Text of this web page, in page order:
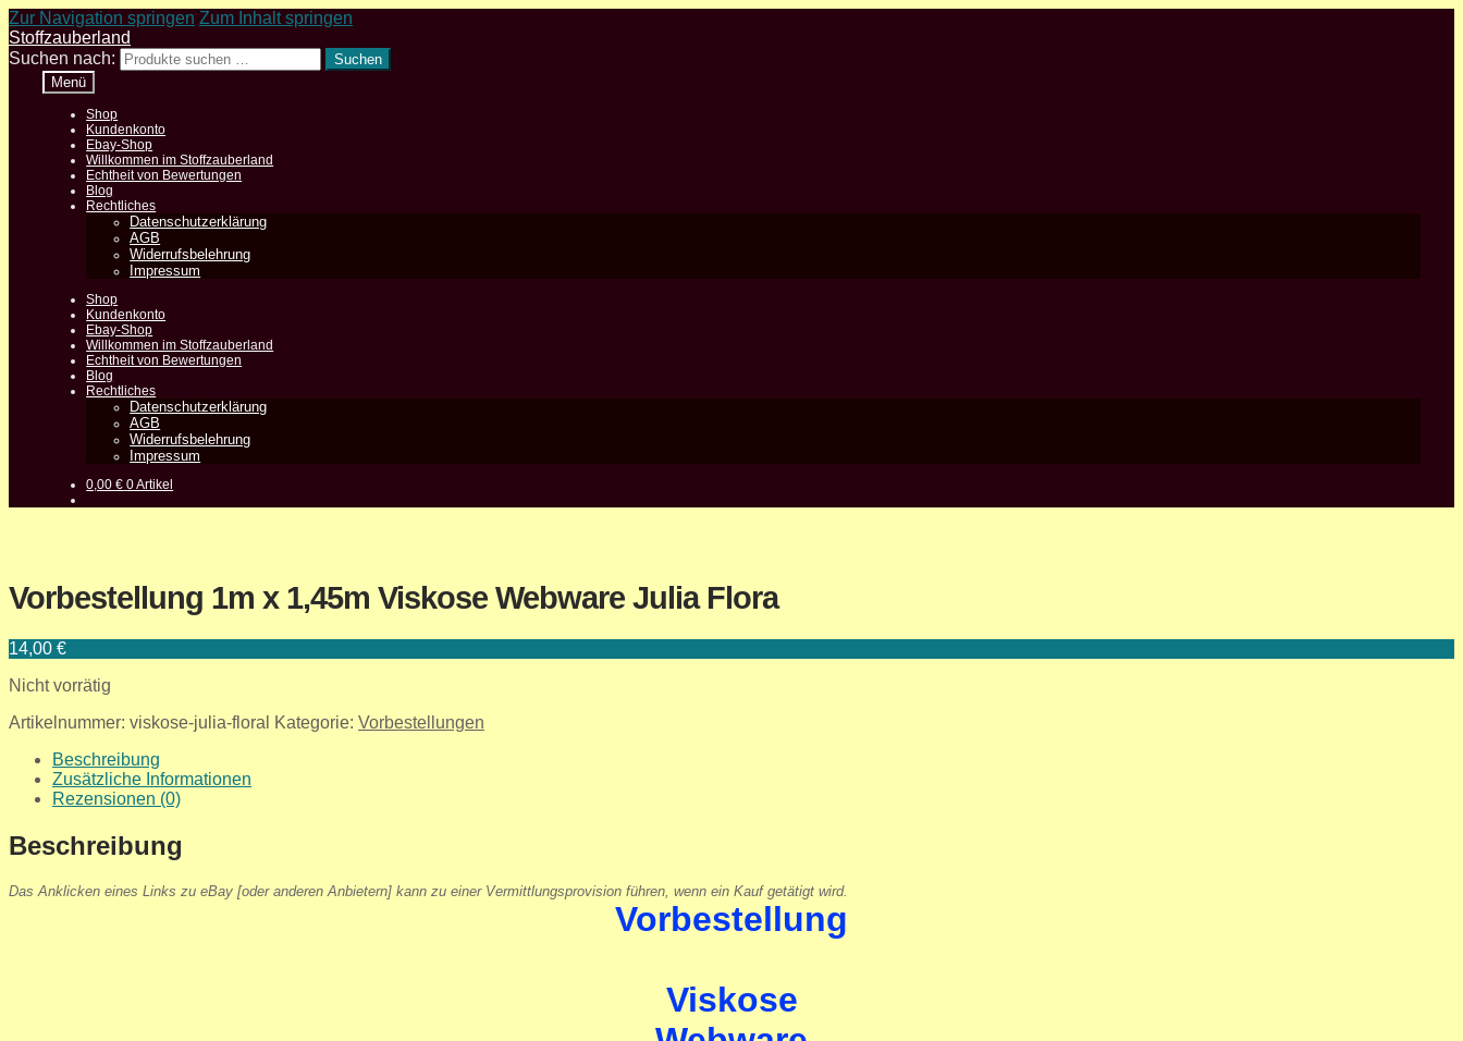
Zur Navigation springen Zum Inhalt springen
Stoffzauberland
Suchen nach:
Suchen
Menü
Shop
Kundenkonto
Ebay-Shop
Willkommen im Stoffzauberland
Echtheit von Bewertungen
Blog
Rechtliches
Datenschutzerklärung
AGB
Widerrufsbelehrung
Impressum
Shop
Kundenkonto
Ebay-Shop
Willkommen im Stoffzauberland
Echtheit von Bewertungen
Blog
Rechtliches
Datenschutzerklärung
AGB
Widerrufsbelehrung
Impressum
0,00€ 0 Artikel
Vorbestellung 1m x 1,45m Viskose Webware Julia Flora
14,00 €
Nicht vorrätig
Artikelnummer: viskose-julia-floral Kategorie: Vorbestellungen
Beschreibung
Zusätzliche Informationen
Rezensionen (0)
Beschreibung
Das Anklicken eines Links zu eBay [oder anderen Anbietern] kann zu einer Vermittlungsprovision führen, wenn ein Kauf getätigt wird.
Vorbestellung
Viskose